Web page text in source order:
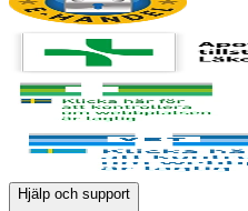
Hjälp och support